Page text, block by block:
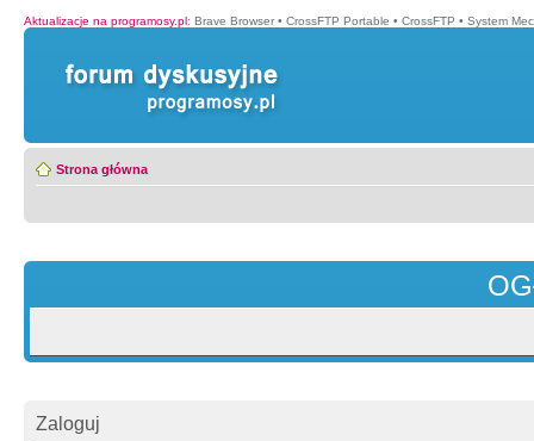
Aktualizacje na programosy.pl: Brave Browser • CrossFTP Portable • CrossFTP • System
Strona główna
Zaloguj